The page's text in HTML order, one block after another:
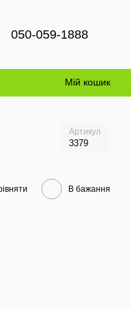
050-059-1888
Мій кошик
Артикул
3379
В бажання